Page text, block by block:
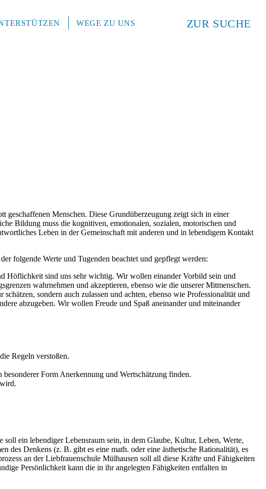
WEGE ZU UNS ZUR SUCHE
geschaffenen Menschen. Diese Grundüberzeugung zeigt sich in einer
Bildung muss die kognitiven, emotionalen, sozialen, motorischen und
Leben in der Gemeinschaft mit anderen und in lebendigem Kontakt
folgende Werte und Tugenden beachtet und gepflegt werden:
sind uns sehr wichtig. Wir wollen einander Vorbild sein und
wahrnehmen und akzeptieren, ebenso wie die unserer Mitmenschen.
sondern auch zulassen und achten, ebenso wie Professionalität und
abzugeben. Wir wollen Freude und Spaß aneinander und miteinander
Regeln verstoßen.
Form Anerkennung und Wertschätzung finden.
ein lebendiger Lebensraum sein, in dem Glaube, Kultur, Leben, Werte,
des Denkens (z. B. gibt es eine math. oder eine ästhetische Rationalität), es
an der Liebfrauenschule Mülhausen soll all diese Kräfte und Fähigkeiten
Persönlichkeit kann die in ihr angelegten Fähigkeiten entfalten in